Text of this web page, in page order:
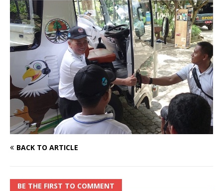
BACK TO ARTICLE
BE THE FIRST TO COMMENT